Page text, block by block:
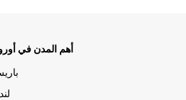
أهم المدن في